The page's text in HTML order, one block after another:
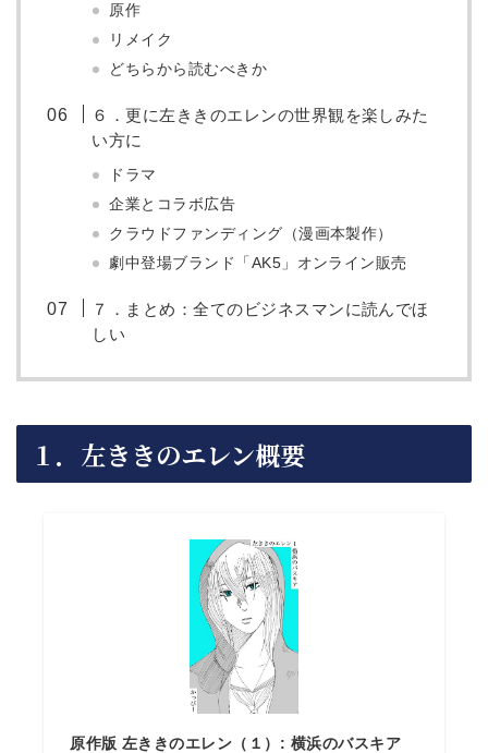
原作
リメイク
どちらから読むべきか
６．更に左ききのエレンの世界観を楽しみた
い方に
ドラマ
企業とコラボ広告
クラウドファンディング（漫画本製作）
劇中登場ブランド「AK5」オンライン販売
７．まとめ：全てのビジネスマンに読んでほ
しい
１．左ききのエレン概要
原作版 左ききのエレン（１）: 横浜のバスキア